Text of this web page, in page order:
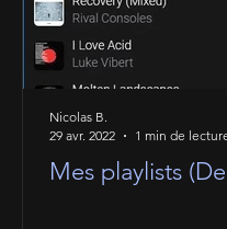
Mes playlists
Nicolas B.
29 avr. 2022
1 min de